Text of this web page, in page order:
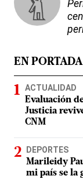
EN PORTADA
ACTUALIDAD
Evaluación
Justicia
CNM
DEPORTES
Marileidy
mi país se la